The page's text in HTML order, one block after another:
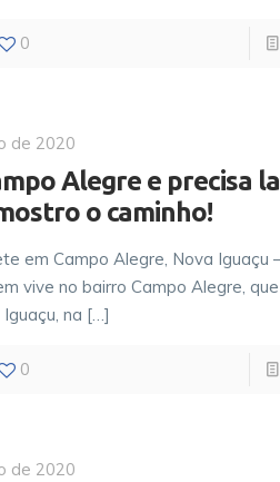
0
de 2020
Alegre e precisa
o caminho!
em Campo Alegre, Nova Iguaçu
vive no bairro Campo Alegre,
na […]
0
de 2020